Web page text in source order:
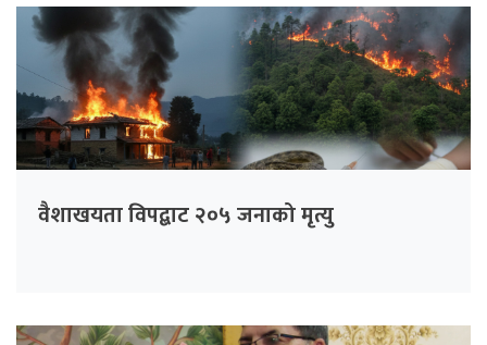
वैशाखयता विपद्बाट २०५ जनाको मृत्यु